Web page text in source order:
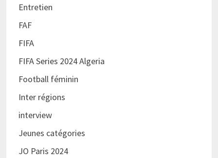
Entretien
FAF
FIFA
FIFA Series 2024 Algeria
Football féminin
Inter régions
interview
Jeunes catégories
JO Paris 2024